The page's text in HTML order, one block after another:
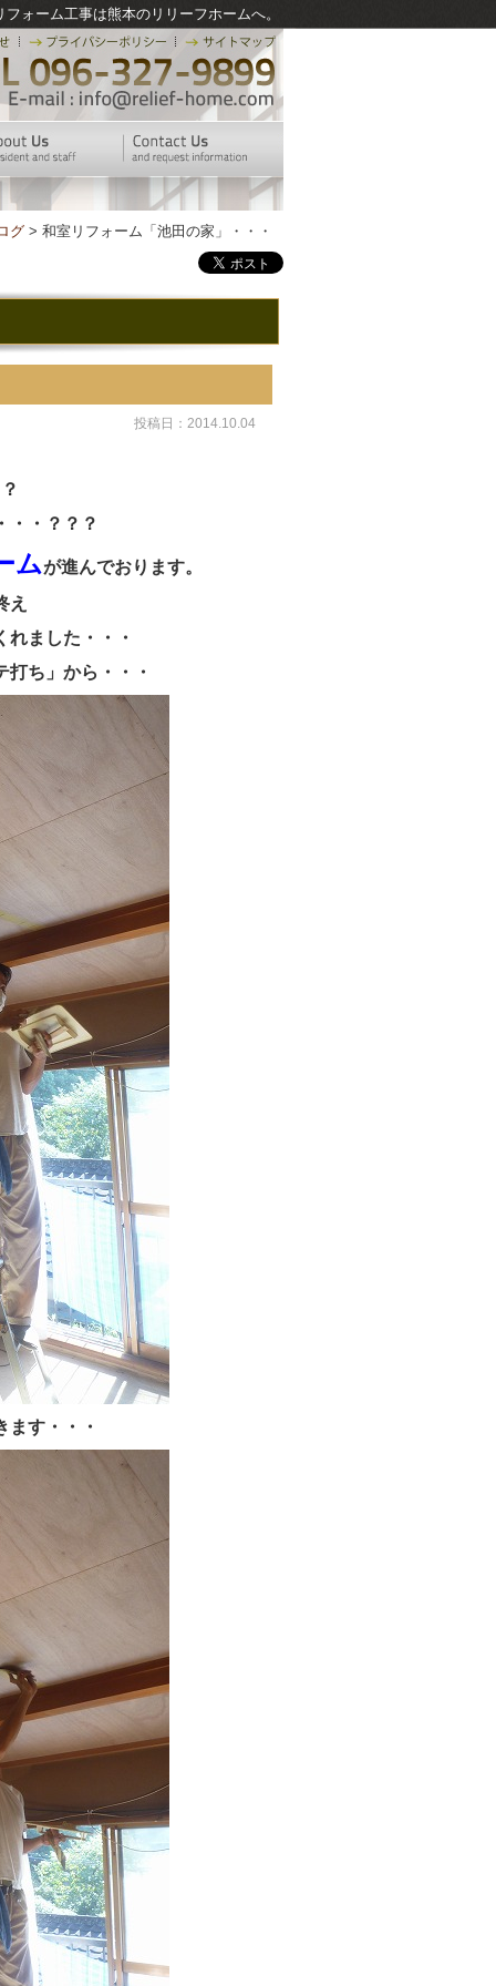
ォーム工事は熊本のリリーフホームへ。
グ > 和室リフォーム「池田の家」・・・
投稿日：2014.10.04
・・？？？
ムが進んでおります。
え
ました・・・
ち」から・・・
す・・・